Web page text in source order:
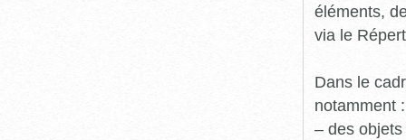
éléments,
via le
Dans le
notamment :
– des